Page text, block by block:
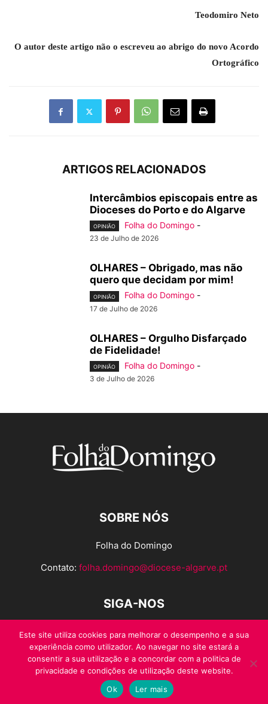
Teodomiro Neto
O autor deste artigo não o escreveu ao abrigo do novo Acordo
Ortográfico
ARTIGOS RELACIONADOS
Intercâmbios episcopais entre as
Dioceses do Porto e do Algarve
OPINIÃO Folha do Domingo -
23 de Julho de 2026
OLHARES – Obrigado, mas não
quero que decidam por mim!
OPINIÃO Folha do Domingo -
17 de Julho de 2026
OLHARES – Orgulho Disfarçado
de Fidelidade!
OPINIÃO Folha do Domingo -
3 de Julho de 2026
SOBRE NÓS
Folha do Domingo
Contato: folha.domingo@diocese-algarve.pt
SIGA-NOS
© Folha do Domingo 2026, todos os direitos reservados.
Este site utiliza cookies para melhorar o desempenho e a sua
experiência como utilizador. Ao navegar no site estará a
consentir a sua utilização e a concordar com a politica de
privacidade e condições de utilização deste website.
Ok
Ler mais